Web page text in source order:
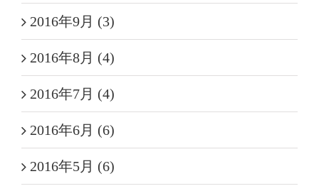
2016年9月 (3)
2016年8月 (4)
2016年7月 (4)
2016年6月 (6)
2016年5月 (6)